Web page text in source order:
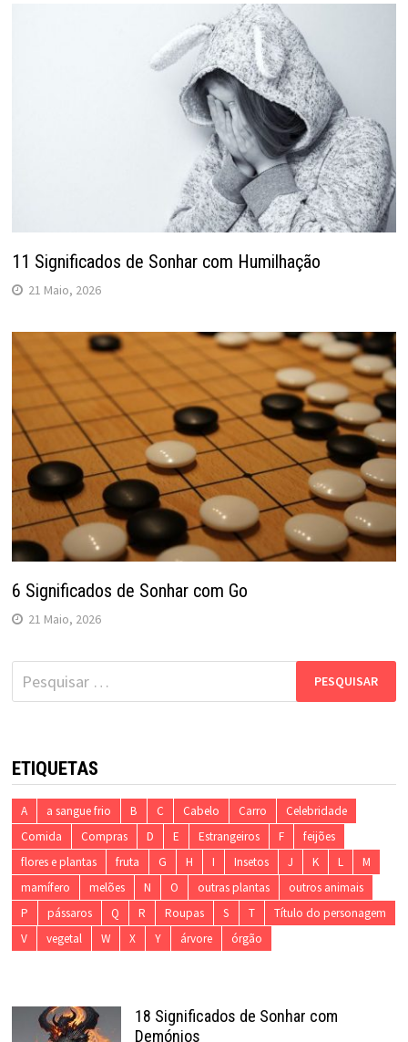
11 Significados de Sonhar com Humilhação
21 Maio, 2026
6 Significados de Sonhar com Go
21 Maio, 2026
Pesquisar
por:
ETIQUETAS
A a sangue frio B C Cabelo Carro
Celebridade
Comida
Compras D E Estrangeiros F
feijões
flores e plantas
fruta G H I Insetos J K L
M
mamífero
melões N O outras plantas
outros animais
P
pássaros Q R Roupas S T
Título do personagem
V
vegetal W X Y árvore órgão
18 Significados de Sonhar com
Demónios